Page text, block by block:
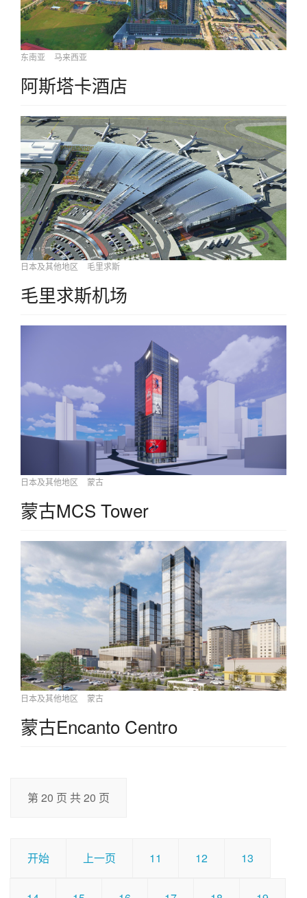
东南亚 马来西亚
阿斯塔卡酒店
日本及其他地区 毛里求斯
毛里求斯机场
日本及其他地区 蒙古
蒙古MCS Tower
日本及其他地区 蒙古
蒙古Encanto Centro
第 20 页 共 20 页
开始 上一页 11 12 13